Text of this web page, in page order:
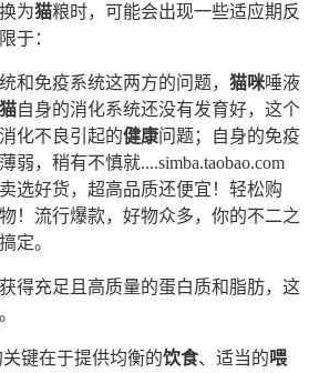
为猫粮时，可能会出现一些适应期反
于：
和免疫系统这两方的问题， 猫咪唾液
猫自身的消化系统还没有发育好，这个
化不良引起的健康问题；自身的免疫
弱，稍有不慎就....simba.taobao.com
选好货，超高品质还便宜！轻松购
！流行爆款，好物众多，你的不二之
定。
得充足且高质量的蛋白质和脂肪，这
键在于提供均衡的饮食、适当的喂